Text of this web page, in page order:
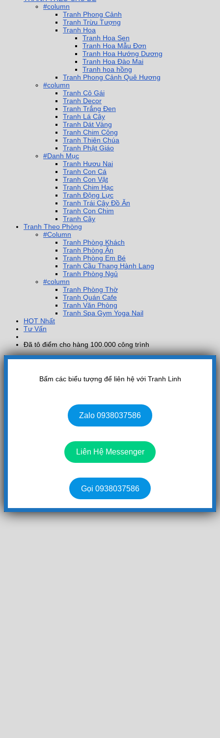
#column
Tranh Phong Cảnh
Tranh Trừu Tượng
Tranh Hoa
Tranh Hoa Sen
Tranh Hoa Mẫu Đơn
Tranh Hoa Hướng Dương
Tranh Hoa Đào Mai
Tranh hoa hồng
Tranh Phong Cảnh Quê Hương
#column
Tranh Cô Gái
Tranh Decor
Tranh Trắng Đen
Tranh Lá Cây
Tranh Dát Vàng
Tranh Chim Công
Tranh Thiên Chúa
Tranh Phật Giáo
#Danh Mục
Tranh Hươu Nai
Tranh Con Cá
Tranh Con Vật
Tranh Chim Hạc
Tranh Động Lực
Tranh Trái Cây Đồ Ăn
Tranh Con Chim
Tranh Cây
Tranh Theo Phòng
#Column
Tranh Phòng Khách
Tranh Phòng Ăn
Tranh Phòng Em Bé
Tranh Cầu Thang Hành Lang
Tranh Phòng Ngủ
#column
Tranh Phòng Thờ
Tranh Quán Cafe
Tranh Văn Phòng
Tranh Spa Gym Yoga Nail
HOT Nhất
Tư Vấn
Đã tô điểm cho hàng 100.000 công trình
Bấm các biểu tượng để liên hệ với Tranh Linh
Zalo 0938037586
Liên Hệ Messenger
Gọi 0938037586